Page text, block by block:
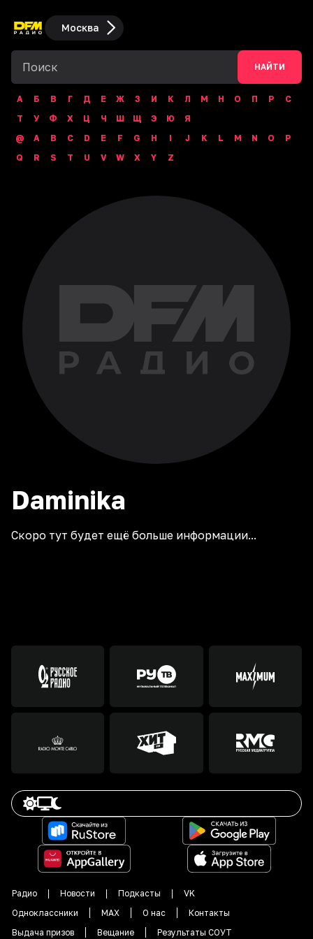
Москва
НАЙТИ
А Б В Г Д Е Ж З И К Л М Н О П Р
С
Т
У Ф Х Ц Ч Ш Щ Э Ю
Я
@
A B C D E F G H I J K L M N O
P
Q
R S T U V W X Y Z
Daminika
Скоро тут будет ещё больше информации...
Радио Новости Подкасты
VK
Одноклассники
MAX О нас
Контакты
Выдача призов
Вещание Результаты СОУТ